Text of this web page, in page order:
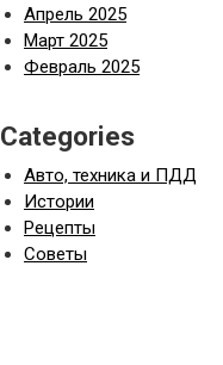
Апрель 2025
Март 2025
Февраль 2025
Categories
Авто, техника и ПДД
Истории
Рецепты
Советы